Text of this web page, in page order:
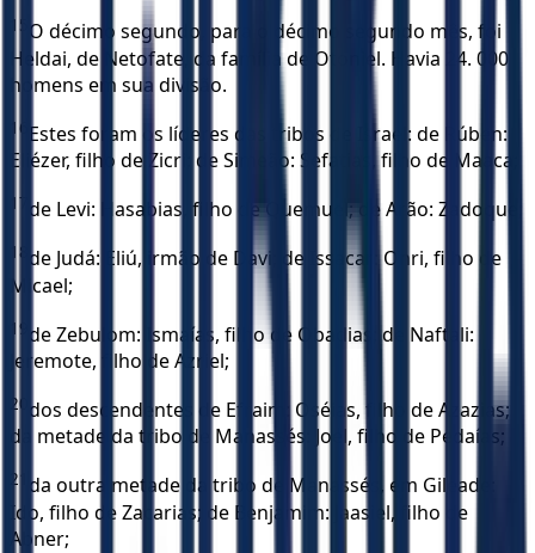
15 O décimo segundo, para o décimo segundo mês, foi
Heldai, de Netofate, da família de Otoniel. Havia 24. 000
homens em sua divisão.
16 Estes foram os líderes das tribos de Israel: de Rúben:
Eliézer, filho de Zicri; de Simeão: Sefatias, filho de Maaca;
17 de Levi: Hasabias, filho de Quemuel; de Arão: Zadoque;
18 de Judá: Eliú, irmão de Davi; de Issacar: Onri, filho de
Micael;
19 de Zebulom: Ismaías, filho de Obadias; de Naftali:
Jeremote, filho de Azriel;
20 dos descendentes de Efraim: Oséias, filho de Azazias;
da metade da tribo de Manassés: Joel, filho de Pedaías;
21
da outra metade da tribo de Manassés, em Gileade:
Ido, filho de Zacarias; de Benjamim: Jaasiel, filho de
Abner;